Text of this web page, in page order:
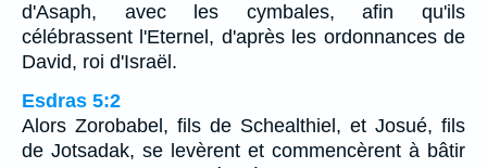
d'Asaph, avec les cymbales, afin qu'ils
célébrassent l'Eternel, d'après les ordonnances de
David, roi d'Israël.
Esdras 5:2
Alors Zorobabel, fils de Schealthiel, et Josué, fils
de Jotsadak, se levèrent et commencèrent à bâtir